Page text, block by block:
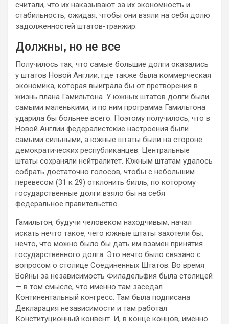
считали, что их наказывают за их экономность и
стабильность, ожидая, чтобы они взяли на себя долю
задолженностей штатов-транжир.
Должны, но не все
Получилось так, что самые большие долги оказались
у штатов Новой Англии, где также была коммерческая
экономика, которая выиграла бы от претворения в
жизнь плана Гамильтона. У южных штатов долги были
самыми маленькими, и по ним программа Гамильтона
ударила бы больнее всего. Поэтому получилось, что в
Новой Англии федералистские настроения были
самыми сильными, а южные штаты были на стороне
демократических республиканцев. Центральные
штаты сохраняли нейтралитет. Южным штатам удалось
собрать достаточно голосов, чтобы с небольшим
перевесом (31 к 29) отклонить билль, по которому
государственные долги взяло бы на себя
федеральное правительство.
Гамильтон, будучи человеком находчивым, начал
искать нечто такое, чего южные штаты захотели бы,
нечто, что можно было бы дать им взамен принятия
государственного долга. Это нечто было связано с
вопросом о столице Соединенных Штатов. Во время
Войны за независимость Филадельфия была столицей
— в том смысле, что именно там заседал
Континентальный конгресс. Там была подписана
Декларация независимости и там работал
Конституционный конвент. И, в конце концов, именно